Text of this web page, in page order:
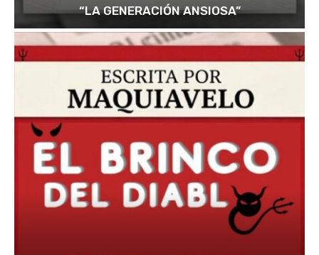
“LA GENERACIÓN ANSIOSA”